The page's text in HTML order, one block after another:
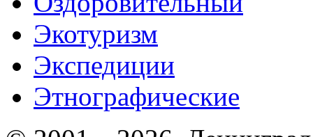
Экотуризм
Экспедиции
Этнографические